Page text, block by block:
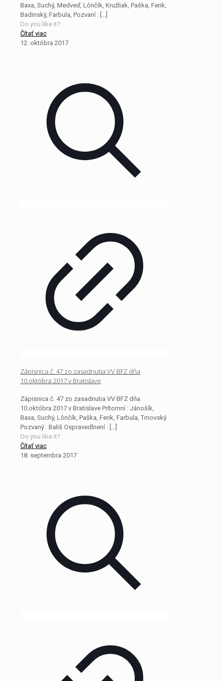
Baxa, Suchý, Medveď, Lônčík, Kružliak, Paška, Ferik,
Badinský, Farbula, Pozvaní : […]
Do you like it?
Čítať viac
12. októbra 2017
Zápisnica č. 47 zo zasadnutia VV BFZ dňa
10.októbra 2017 v Bratislave
Zápisnica č. 47 zo zasadnutia VV BFZ dňa
10.októbra 2017 v Bratislave Prítomní : Jánošík,
Baxa, Suchý, Lônčík, Paška, Ferik, Farbula, Trnovský
Pozvaný : Bališ Ospravedlnení : […]
Do you like it?
Čítať viac
18. septembra 2017